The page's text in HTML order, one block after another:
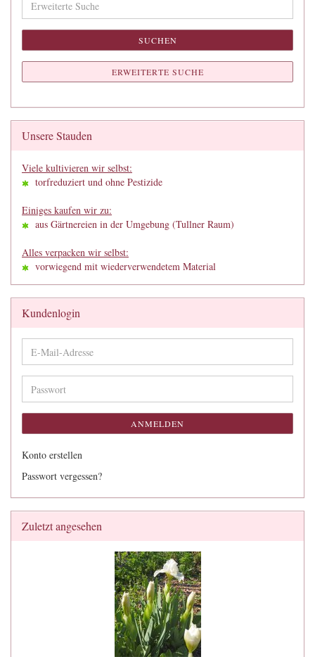
Suche
SUCHEN
ERWEITERTE SUCHE
Unsere Stauden
Viele kultivieren wir selbst:
torfreduziert und ohne Pestizide
Einiges kaufen wir zu:
aus Gärtnereien in der Umgebung (Tullner Raum)
Alles verpacken wir selbst:
vorwiegend mit wiederverwendetem Material
Kundenlogin
E-
Mail-
Adresse
Passwort
ANMELDEN
Konto erstellen
Passwort vergessen?
Zuletzt angesehen